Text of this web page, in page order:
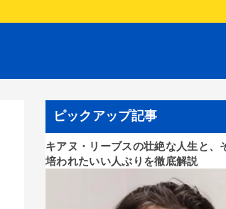
ピックアップ記事
キアヌ・リーブスの壮絶な人生と、
培われたいい人ぶりを徹底解説